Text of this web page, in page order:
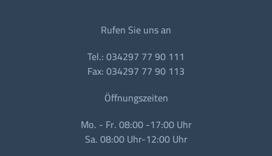
Rufen Sie uns an
Tel.: 034297 77 90 111
Fax: 034297 77 90 113
Öffnungszeiten
Mo. - Fr. 08:00 -17:00 Uhr
Sa. 08:00 Uhr-12:00 Uhr